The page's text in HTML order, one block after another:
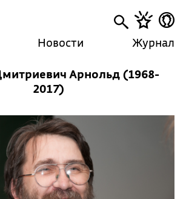
Новости Журнал
Арнольд (1968-
2017)